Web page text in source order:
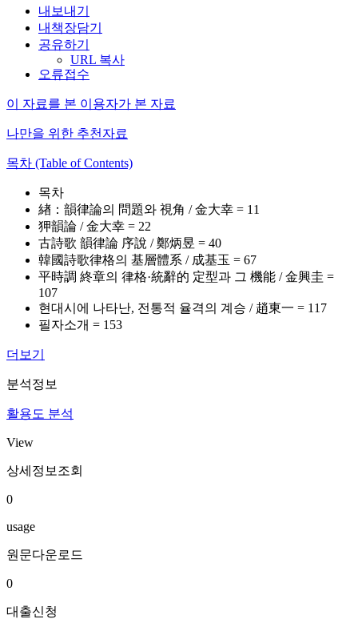
내보내기
내책장담기
공유하기
URL 복사
오류접수
이 자료를 본 이용자가 본 자료
나만을 위한 추천자료
목차 (Table of Contents)
목차
緖：韻律論의 問題와 視角 / 金大幸 = 11
狎韻論 / 金大幸 = 22
古詩歌 韻律論 序說 / 鄭炳昱 = 40
韓國詩歌律格의 基層體系 / 成基玉 = 67
平時調 終章의 律格·統辭的 定型과 그 機能 / 金興圭 =
107
현대시에 나타난, 전통적 율격의 계승 / 趙東一 = 117
필자소개 = 153
더보기
분석정보
활용도 분석
View
상세정보조회
0
usage
원문다운로드
0
대출신청